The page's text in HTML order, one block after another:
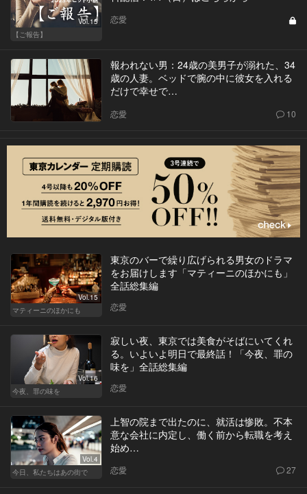
Vol.15
【ご報告】
恋愛
報われない男：24歳の美男子が溺れた、34
歳の人妻。ベッドで腕の中に彼女を入れる
だけで幸せで…
恋愛 10
Vol.15
マティーニのほかにも
東京のバーで繰り広げられる男女のドラマ
をお届けします「マティーニのほかにも」
全話総集編
恋愛
Vol.16
今夜、罪の味を
寂しい夜、東京では美食がそばにいてくれ
る。いよいよ明日で最終話！「今夜、罪の
味を」全話総集編
恋愛
Vol.4
今日、私たちはあの街で
上智の院まで出たのに、就活は惨敗。不本
意な会社に内定し、働く前から転職を考え
始め…
恋愛 27